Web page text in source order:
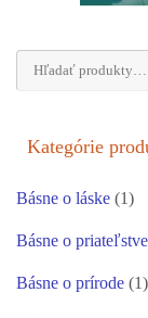
Hľadať:
Kategórie
Básne o láske (1)
Básne o priateľstve
Básne o prírode (1)